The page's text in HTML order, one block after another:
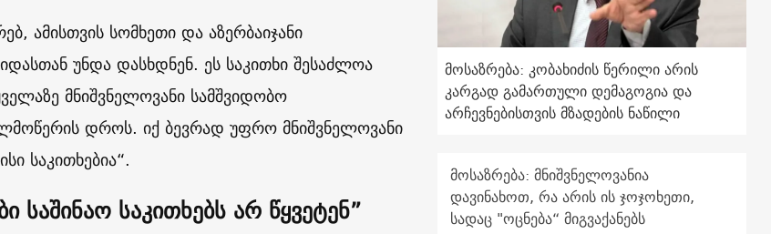
ამისთვის სომხეთი და აზერბაიჯანი
უნდა დასხდნენ. ეს საკითხი შესაძლოა
მნიშვნელოვანი სამშვიდობო
დროს. იქ ბევრად უფრო მნიშვნელოვანი
საკითხებია“.
საშინაო საკითხებს არ წყვეტენ”
მოსაზრება: კობახიძის წერილი არის
კარგად გამართული დემაგოგია და
არჩევნებისთვის მზადების ნაწილი
მოსაზრება: მნიშვნელოვანია
დავინახოთ, რა არის ის ჯოჯოხეთი,
სადაც "ოცნება“ მიგვაქანებს